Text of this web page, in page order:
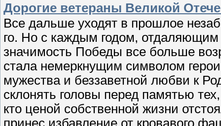
Дорогие ветераны Великой
Все дальше уходят в прошлое
го. Но с каждым годом, отдаляющим
значимость Победы все больше
стала немеркнущим символом
мужества и беззаветной любви к
склонять головы перед памятью
кто ценой собственной жизни
принес избавление от кровавого